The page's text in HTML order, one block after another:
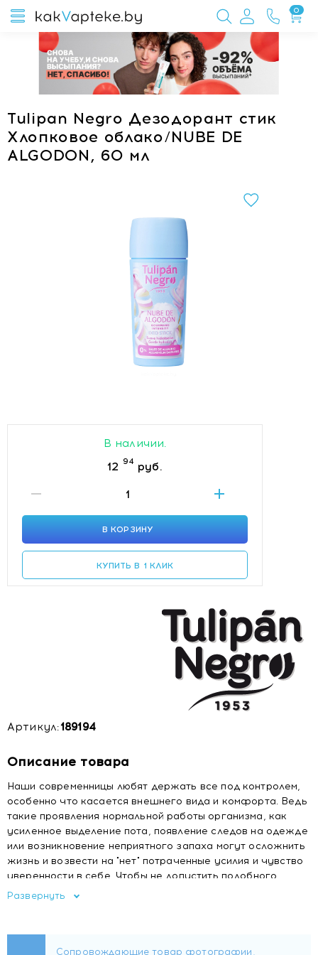
0
Tulipan Negro Дезодорант стик
Хлопковое облако/NUBE DE
ALGODON, 60 мл
В наличии.
12 94 руб.
В КОРЗИНУ
КУПИТЬ В 1 КЛИК
Артикул:189194
Описание товара
Наши современницы любят держать все под контролем,
особенно что касается внешнего вида и комфорта. Ведь
такие проявления нормальной работы организма, как
усиленное выделение пота, появление следов на одежде
или возникновение неприятного запаха могут осложнить
жизнь и возвести на "нет" потраченные усилия и чувство
уверенности в себе. Чтобы не допустить подобного,
современные леди ответственно и скрупулезно подходят
Развернуть